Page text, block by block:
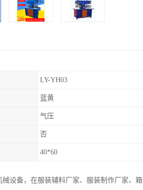
LY-YH03
蓝黄
气压
否
40*60
械设备，在服装辅料厂家、服装制作厂家、